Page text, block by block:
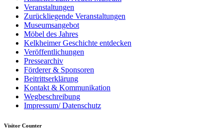
Veranstaltungen
Zurückliegende Veranstaltungen
Museumsangebot
Möbel des Jahres
Kelkheimer Geschichte entdecken
Veröffentlichungen
Pressearchiv
Förderer & Sponsoren
Beitrittserklärung
Kontakt & Kommunikation
Wegbeschreibung
Impressum/ Datenschutz
Visitor Counter